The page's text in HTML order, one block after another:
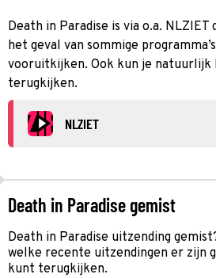
Death in Paradise is via o.a.
het geval van sommige
vooruitkijken. Ook kun je natuurlijk
terugkijken.
NLZIET
Death in Paradise gemist
Death in Paradise uitzending
welke recente uitzendingen er zijn
kunt terugkijken.